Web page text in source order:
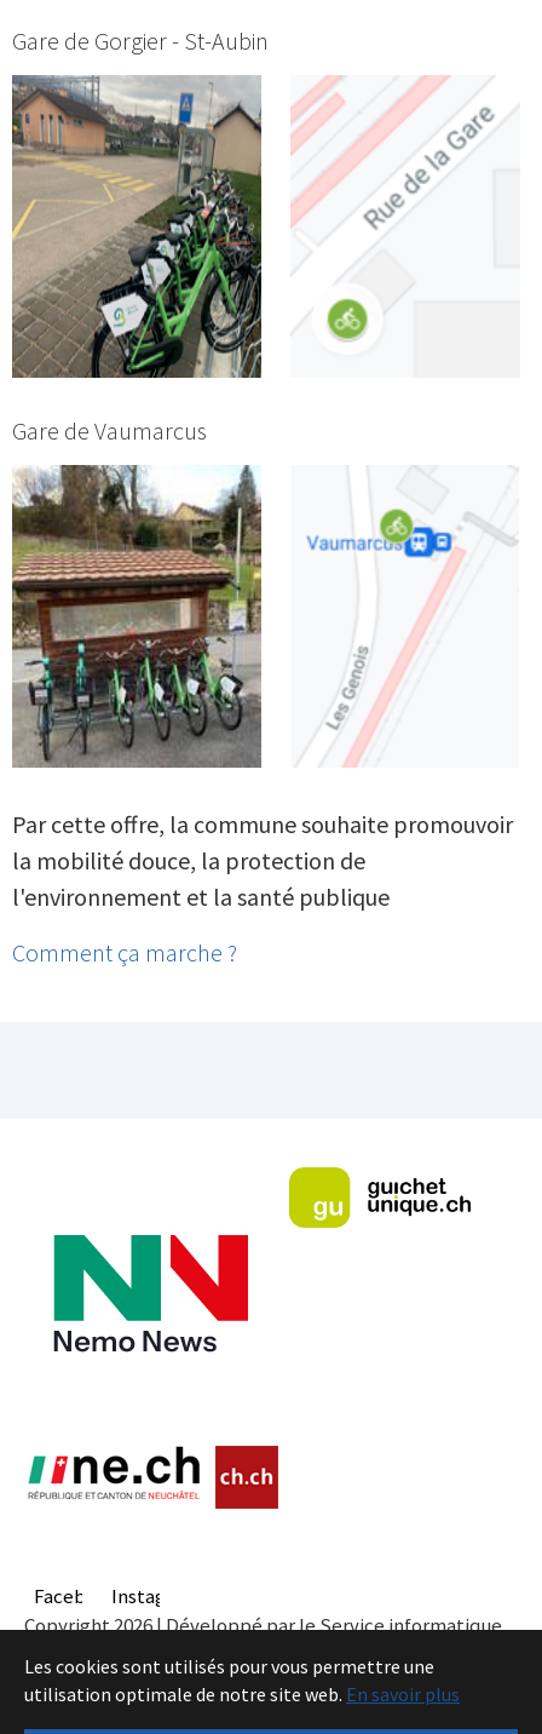
Les cookies sont utilisés pour vous permettre une
utilisation optimale de notre site web. En savoir plus
Gare de Gorgier - St-Aubin
Gare de Vaumarcus
Par cette offre, la commune souhaite promouvoir
la mobilité douce, la protection de
l'environnement et la santé publique
Comment ça marche ?
FacebookInstagram
Copyright 2026 | Développé par le Service informatique
de l'Entité neuchâteloise |